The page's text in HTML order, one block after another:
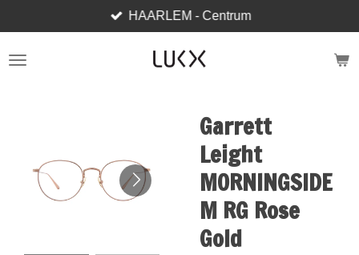
direct
naar
HAARLEM - Centrum
Garrett
Leight
MORNINGSIDE
M RG Rose
Gold